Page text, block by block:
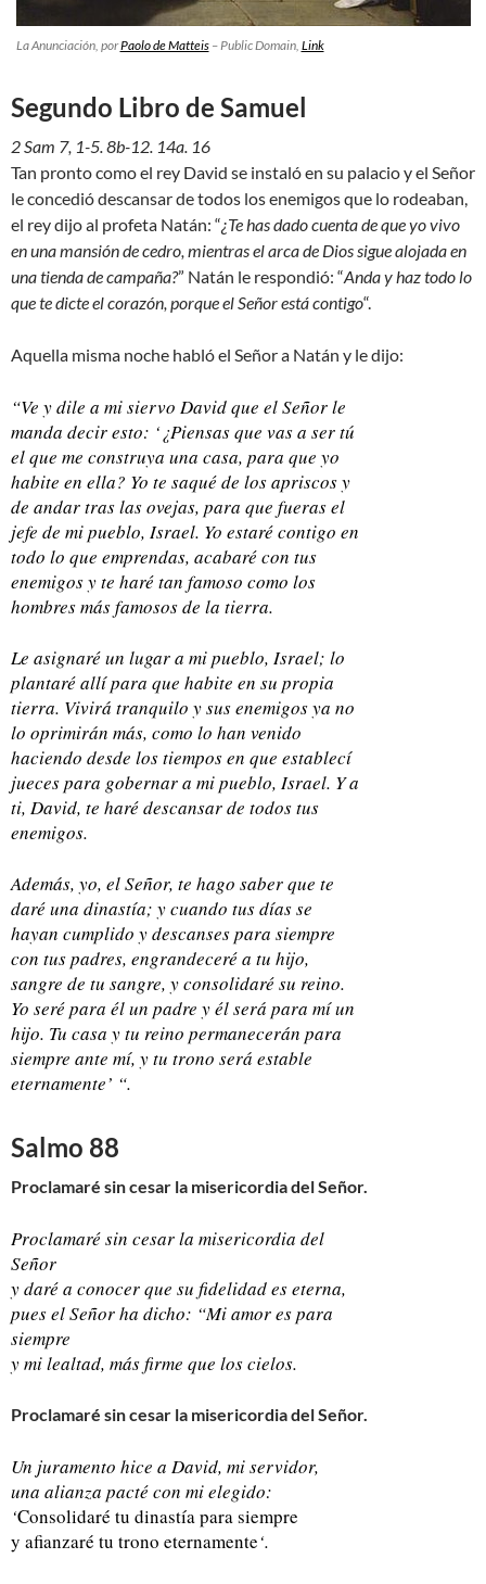
La Anunciación, porPaolo de Matteis– Public Domain, Link
Segundo Libro de Samuel
2 Sam 7, 1-5. 8b-12. 14a. 16
Tan pronto como el rey David se instaló en su palacio y el Señor
le concedió descansar de todos los enemigos que lo rodeaban,
el rey dijo al profeta Natán: “¿Te has dado cuenta de que yo vivo
en una mansión de cedro, mientras el arca de Dios sigue alojada en
una tienda de campaña?” Natán le respondió: “Anda y haz todo lo
que te dicte el corazón, porque el Señor está contigo“.
Aquella misma noche habló el Señor a Natán y le dijo:
“Ve y dile a mi siervo David que el Señor le
manda decir esto: ‘¿Piensas que vas a ser tú
el que me construya una casa, para que yo
habite en ella? Yo te saqué de los apriscos y
de andar tras las ovejas, para que fueras el
jefe de mi pueblo, Israel. Yo estaré contigo en
todo lo que emprendas, acabaré con tus
enemigos y te haré tan famoso como los
hombres más famosos de la tierra.
Le asignaré un lugar a mi pueblo, Israel; lo
plantaré allí para que habite en su propia
tierra. Vivirá tranquilo y sus enemigos ya no
lo oprimirán más, como lo han venido
haciendo desde los tiempos en que establecí
jueces para gobernar a mi pueblo, Israel. Y a
ti, David, te haré descansar de todos tus
enemigos.
Además, yo, el Señor, te hago saber que te
daré una dinastía; y cuando tus días se
hayan cumplido y descanses para siempre
con tus padres, engrandeceré a tu hijo,
sangre de tu sangre, y consolidaré su reino.
Yo seré para él un padre y él será para mí un
hijo. Tu casa y tu reino permanecerán para
siempre ante mí, y tu trono será estable
eternamente’ “.
Salmo 88
Proclamaré sin cesar la misericordia del Señor.
Proclamaré sin cesar la misericordia del
Señor
y daré a conocer que su fidelidad es eterna,
pues el Señor ha dicho: “Mi amor es para
siempre
y mi lealtad, más firme que los cielos.
Proclamaré sin cesar la misericordia del Señor.
Un juramento hice a David, mi servidor,
una alianza pacté con mi elegido:
‘Consolidaré tu dinastía para siempre
y afianzaré tu trono eternamente‘.